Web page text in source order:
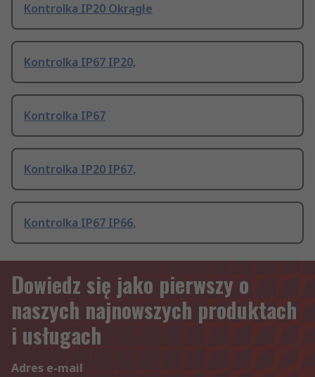
Kontrolka IP20 Okrągłe
Kontrolka IP67 IP20,
Kontrolka IP67
Kontrolka IP20 IP67,
Kontrolka IP67 IP66,
Dowiedz się jako pierwszy o
naszych najnowszych produktach
i usługach
Adres e-mail